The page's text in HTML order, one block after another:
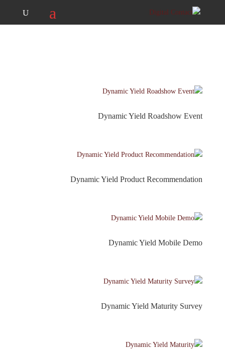
info@digitalcontact.co.il
Dynamic Yield Roadshow Event
Dynamic Yield Product Recommendation
Dynamic Yield Mobile Demo
Dynamic Yield Maturity Survey